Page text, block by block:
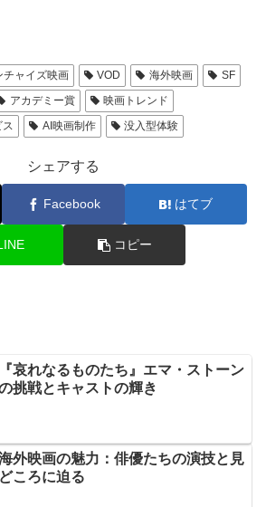
チャイズ映画 VOD 海外映画
SF
アカデミー賞
映画トレンド
ス
AI映画制作 没入型体験
シェアする
Facebook はてブ
コピー
『哀れなるものたち』エマ・ストーン
挑戦とキャストの輝き
外映画の魅力：俳優たちの演技と見
どころに迫る